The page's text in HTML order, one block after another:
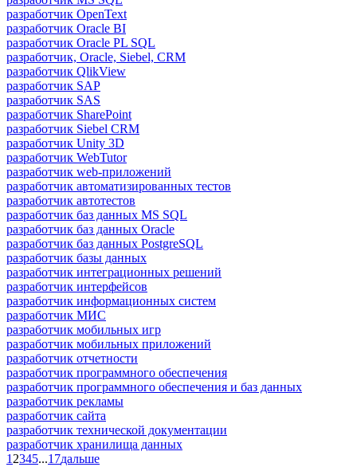
разработчик OpenText
разработчик Oracle BI
разработчик Oracle PL SQL
разработчик, Oracle, Siebel, CRM
разработчик QlikView
разработчик SAP
разработчик SAS
разработчик SharePoint
разработчик Siebel CRM
разработчик Unity 3D
разработчик WebTutor
разработчик web-приложений
разработчик автоматизированных тестов
разработчик автотестов
разработчик баз данных MS SQL
разработчик баз данных Oracle
разработчик баз данных PostgreSQL
разработчик базы данных
разработчик интеграционных решений
разработчик интерфейсов
разработчик информационных систем
разработчик МИС
разработчик мобильных игр
разработчик мобильных приложений
разработчик отчетности
разработчик программного обеспечения
разработчик программного обеспечения и баз данных
разработчик рекламы
разработчик сайта
разработчик технической документации
разработчик хранилища данных
1 2345...17дальше